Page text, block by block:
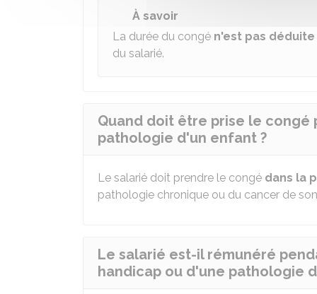
À savoir
La durée du congé n'est pas déduite
du salarié.
Quand doit être prise le congé
pathologie d'un enfant ?
Le salarié doit prendre le congé dans la
pathologie chronique ou du cancer de
Le salarié est-il rémunéré
handicap ou d'une pathologie